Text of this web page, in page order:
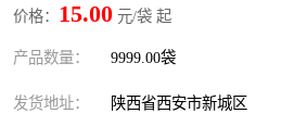
价格： 15.00 元/袋 起
产品数量： 9999.00袋
发货地址： 陕西省西安市新城区